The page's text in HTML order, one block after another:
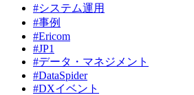
#システム運用
#事例
#Ericom
#JP1
#データ・マネジメント
#DataSpider
#DXイベント